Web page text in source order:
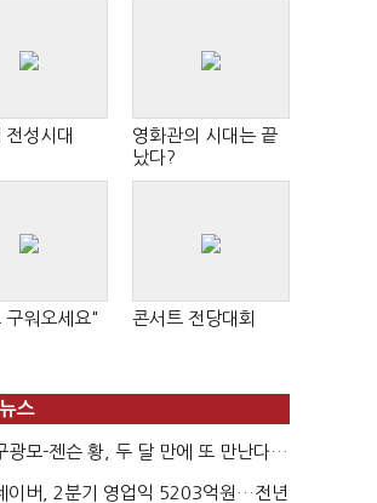
전성시대
영화관의 시대는 끝
났다?
구워오세요" 콘서트 전당대회
스
광모-젠슨 황, 두 달 만에 또 만난다…
봇·AI 등 논...
이버, 2분기 영업익 5203억원…전년